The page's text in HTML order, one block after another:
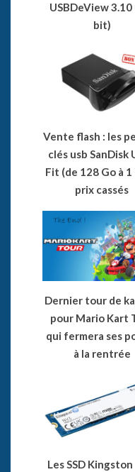
USBDeView 3.10
bit)
Vente flash : les
clés usb SanDisk
Fit (de 128 Go à 1
prix cassés
Dernier tour de
pour Mario Kart
qui fermera ses
à la rentrée
Les SSD